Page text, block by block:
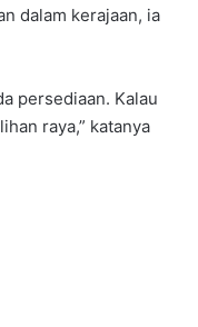
dalam kerajaan, ia
persediaan. Kalau
raya,” katanya